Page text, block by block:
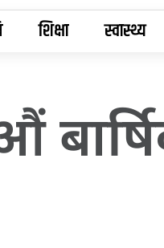
शिक्षा स्वास्थ्य